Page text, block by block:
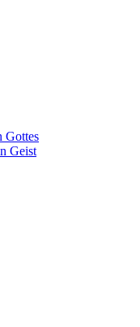
Gottes
Geist